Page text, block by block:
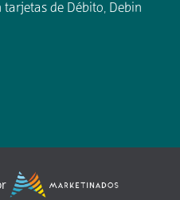
tarjetas de Débito, Debin